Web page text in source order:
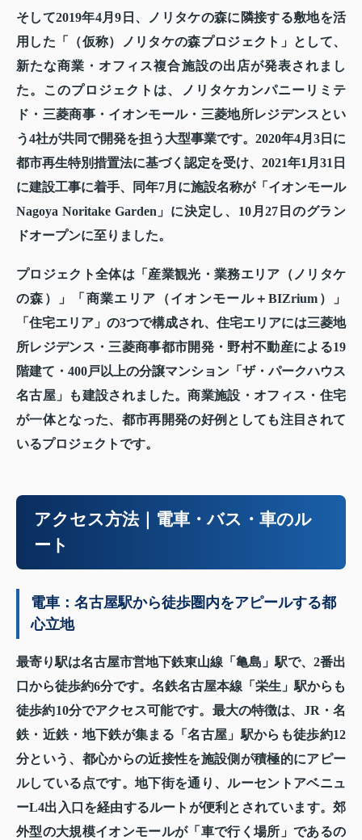
そして2019年4月9日、ノリタケの森に隣接する敷地を活
用した「（仮称）ノリタケの森プロジェクト」として、
新たな商業・オフィス複合施設の出店が発表されまし
た。このプロジェクトは、ノリタケカンパニーリミテ
ド・三菱商事・イオンモール・三菱地所レジデンスとい
う4社が共同で開発を担う大型事業です。2020年4月3日に
都市再生特別措置法に基づく認定を受け、2021年1月31日
に建設工事に着手、同年7月に施設名称が「イオンモール
Nagoya Noritake Garden」に決定し、10月27日のグラン
ドオープンに至りました。
プロジェクト全体は「産業観光・業務エリア（ノリタケ
の森）」「商業エリア（イオンモール＋BIZrium）」
「住宅エリア」の3つで構成され、住宅エリアには三菱地
所レジデンス・三菱商事都市開発・野村不動産による19
階建て・400戸以上の分譲マンション「ザ・パークハウス
名古屋」も建設されました。商業施設・オフィス・住宅
が一体となった、都市再開発の好例としても注目されて
いるプロジェクトです。
アクセス方法｜電車・バス・車のル
ート
電車：名古屋駅から徒歩圏内をアピールする都
心立地
最寄り駅は名古屋市営地下鉄東山線「亀島」駅で、2番出
口から徒歩約6分です。名鉄名古屋本線「栄生」駅からも
徒歩約10分でアクセス可能です。最大の特徴は、JR・名
鉄・近鉄・地下鉄が集まる「名古屋」駅からも徒歩約12
分という、都心からの近接性を施設側が積極的にアピー
ルしている点です。地下街を通り、ルーセントアベニュ
ーL4出入口を経由するルートが便利とされています。郊
外型の大規模イオンモールが「車で行く場所」であるの